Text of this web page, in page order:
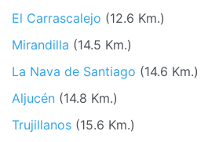
El Carrascalejo (12.6 Km.)
Mirandilla (14.5 Km.)
La Nava de Santiago (14.6 Km.)
Aljucén (14.8 Km.)
Trujillanos (15.6 Km.)